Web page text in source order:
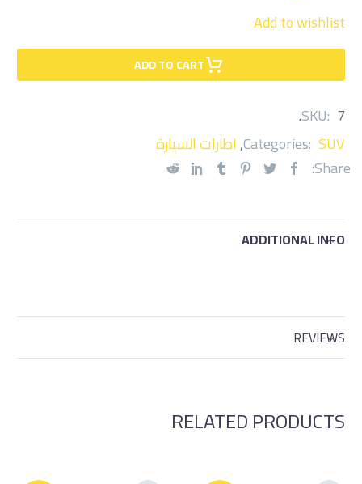
ADD TO CART
Add to wishlist
SKU: 7
.
Categories: SUV
,اطارات السيارة
Share:
ADDITIONAL INFO
REVIEWS
RELATED PRODUCTS